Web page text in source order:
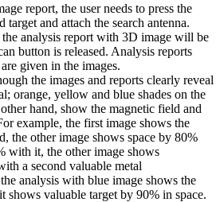
report, the user needs to press the
target and attach the search antenna.
analysis report with 3D image will be
button is released. Analysis reports
given in the images.
the images and reports clearly reveal
orange, yellow and blue shades on the
hand, show the magnetic field and
example, the first image shows the
the other image shows space by 80%
with it, the other image shows
a second valuable metal
analysis with blue image shows the
shows valuable target by 90% in space.